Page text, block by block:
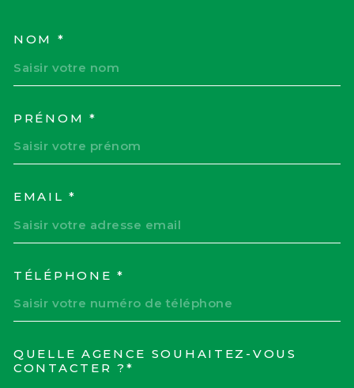
NOM *
PRÉNOM *
EMAIL *
TÉLÉPHONE *
QUELLE AGENCE SOUHAITEZ-VOUS
CONTACTER ?*